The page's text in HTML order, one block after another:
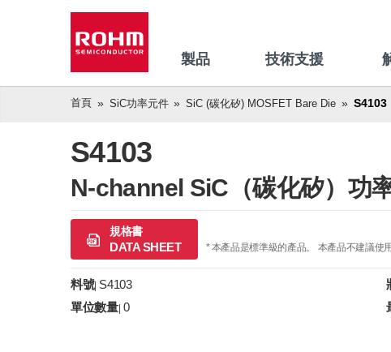
製品 技術支援
首頁 SiC功率元件 SiC (碳化矽) MOSFET Bare Die S4103
S4103
N-channel SiC（碳化矽）功
規格書
DATA SHEET * 本產品是標準級的產品。 本產品不建議使
料號| S4103
單位數量| 0